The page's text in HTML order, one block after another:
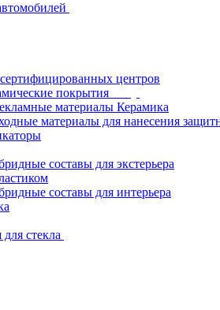
центров
покрытия
материалы Керамика
материалы для нанесения
составы для экстерьера
составы для интерьера
стекла